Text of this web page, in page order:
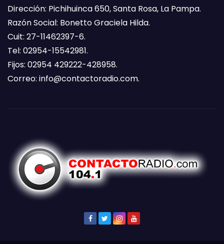
Dirección: Pichihuinca 650, Santa Rosa, La Pampa.
Razón Social: Bonetto Graciela Hilda.
Cuit: 27-11462397-6.
Tel: 02954-15542981.
Fijos: 02954 429222-428958.
Correo: info@contactoradio.com.